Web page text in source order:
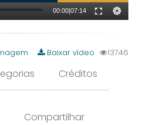
00:00|07:14
Baixar vídeo 13746
Créditos
Compartilhar